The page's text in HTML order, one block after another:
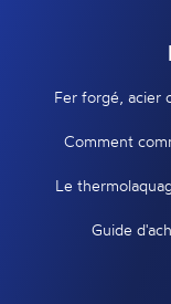
Fer forgé, acier
Comment
Le
Guide